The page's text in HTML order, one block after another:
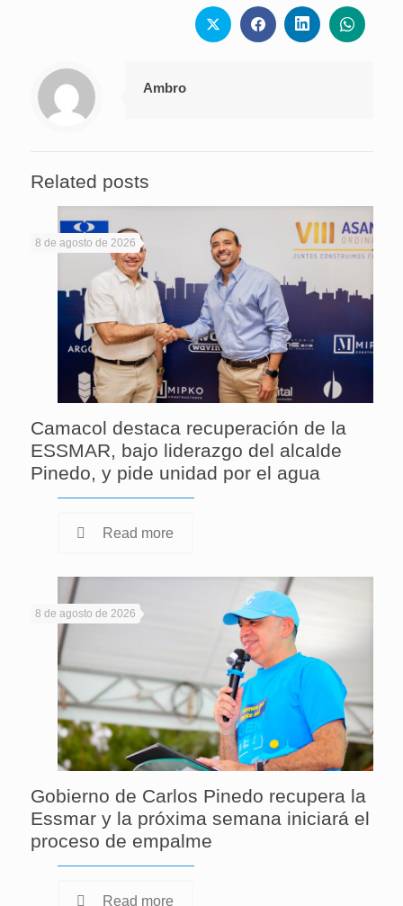
Ambro
Related posts
8 de agosto de 2026
Camacol destaca recuperación de la
ESSMAR, bajo liderazgo del alcalde
Pinedo, y pide unidad por el agua
Read more
8 de agosto de 2026
Gobierno de Carlos Pinedo recupera la
Essmar y la próxima semana iniciará el
proceso de empalme
Read more